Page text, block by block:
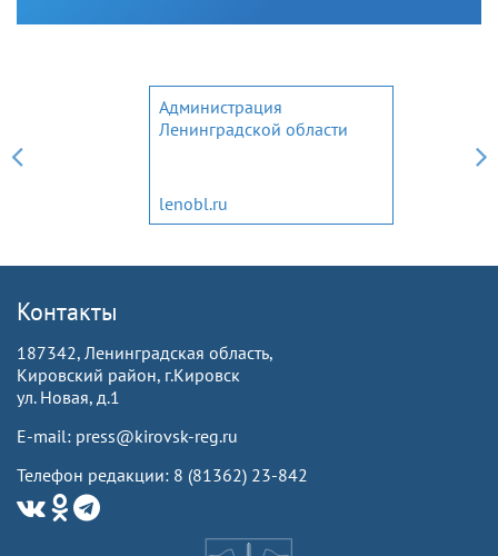
Администрация
Ленинградской области
lenobl.ru
Контакты
187342, Ленинградская область,
Кировский район, г.Кировск
ул. Новая, д.1
E-mail: press@kirovsk-reg.ru
Телефон редакции: 8 (81362) 23-842